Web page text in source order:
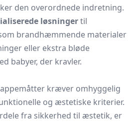
den overordnede indretning.
løsningertil
brandhæmmende materialer
eller ekstra bløde
babyer, der kravler.
kræver omhyggelig
og æstetiske kriterier.
fra sikkerhed til æstetik, er